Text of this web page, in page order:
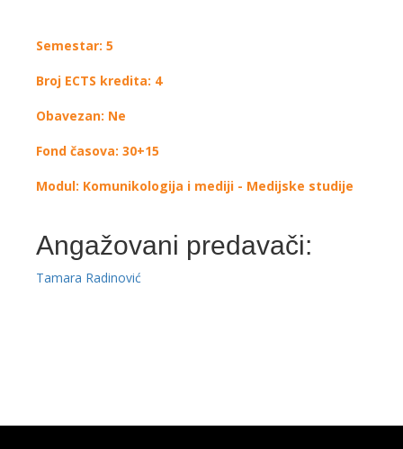
Semestar: 5
Broj ECTS kredita: 4
Obavezan: Ne
Fond časova: 30+15
Modul: Komunikologija i mediji - Medijske studije
Angažovani predavači:
Tamara Radinović